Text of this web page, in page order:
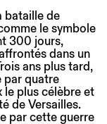
bataille de
le symbole
300 jours,
dans un
ans plus tard,
par quatre
le plus célèbre et
de Versailles.
par cette guerre